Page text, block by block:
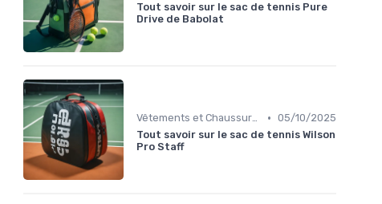
Tout savoir sur le sac de tennis Pure
Drive de Babolat
Vêtements et Chaussures de Sport • 05/10/2025
Tout savoir sur le sac de tennis Wilson
Pro Staff